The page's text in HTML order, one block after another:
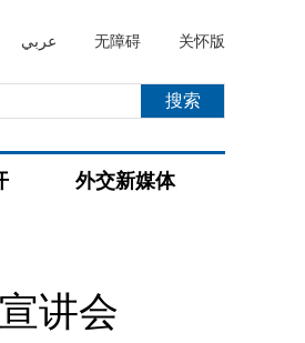
عربي 无障碍 关怀版
外交新媒体
讲会